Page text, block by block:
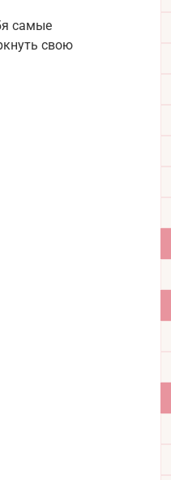
самые
свою